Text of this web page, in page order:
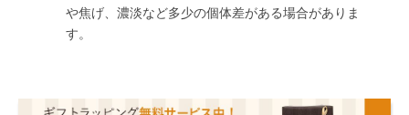
や焦げ、濃淡など多少の個体差がある場合がありま
す。